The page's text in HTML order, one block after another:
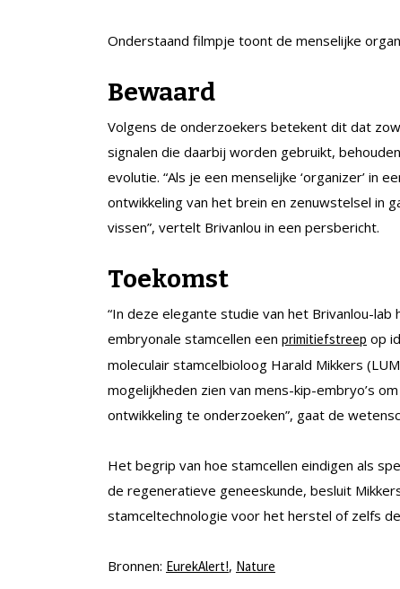
Onderstaand filmpje toont de menselijke
Bewaard
Volgens de onderzoekers betekent dit dat
signalen die daarbij worden gebruikt,
evolutie. “Als je een menselijke ‘organizer’ in
ontwikkeling van het brein en zenuwstelsel in
vissen”, vertelt Brivanlou in een persbericht.
Toekomst
“In deze elegante studie van het Brivanlou-
embryonale stamcellen een primitiefstreep op
moleculair stamcelbioloog Harald Mikkers
mogelijkheden zien van mens-kip-embryo’s
ontwikkeling te onderzoeken”, gaat de
Het begrip van hoe stamcellen eindigen als
de regeneratieve geneeskunde, besluit
stamceltechnologie voor het herstel of zelfs
Bronnen: EurekAlert!, Nature